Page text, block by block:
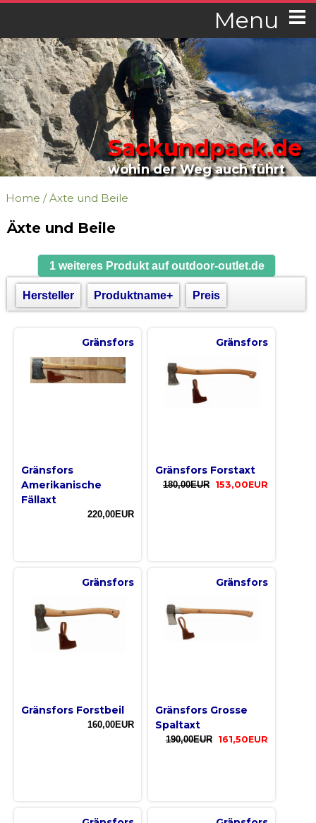
Menu
Sackundpack.de
wohin der Weg auch führt
Home /Äxte und Beile
Äxte und Beile
1 weiteres Produkt auf outdoor-outlet.de
Hersteller Produktname+ Preis
Gränsfors
Gränsfors
Amerikanische
Fällaxt
220,00EUR
Gränsfors
Gränsfors Forstaxt
180,00EUR 153,00EUR
Gränsfors
Gränsfors Forstbeil
160,00EUR
Gränsfors
Gränsfors Grosse
Spaltaxt
190,00EUR 161,50EUR